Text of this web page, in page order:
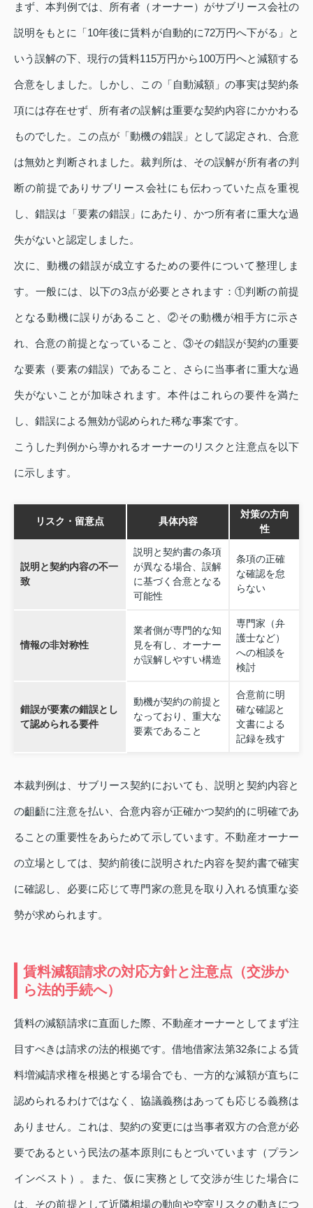
まず、本判例では、所有者（オーナー）がサブリース会社の
説明をもとに「10年後に賃料が自動的に72万円へ下がる」と
いう誤解の下、現行の賃料115万円から100万円へと減額する
合意をしました。しかし、この「自動減額」の事実は契約条
項には存在せず、所有者の誤解は重要な契約内容にかかわる
ものでした。この点が「動機の錯誤」として認定され、合意
は無効と判断されました。裁判所は、その誤解が所有者の判
断の前提でありサブリース会社にも伝わっていた点を重視
し、錯誤は「要素の錯誤」にあたり、かつ所有者に重大な過
失がないと認定しました。
次に、動機の錯誤が成立するための要件について整理しま
す。一般には、以下の3点が必要とされます：①判断の前提
となる動機に誤りがあること、②その動機が相手方に示さ
れ、合意の前提となっていること、③その錯誤が契約の重要
な要素（要素の錯誤）であること、さらに当事者に重大な過
失がないことが加味されます。本件はこれらの要件を満た
し、錯誤による無効が認められた稀な事案です。
こうした判例から導かれるオーナーのリスクと注意点を以下
に示します。
リスク・留意点 具体内容
対策の方向
性
説明と契約内容の不一
致
説明と契約書の条項
が異なる場合、誤解
に基づく合意となる
可能性
条項の正確
な確認を怠
らない
情報の非対称性
業者側が専門的な知
見を有し、オーナー
が誤解しやすい構造
専門家（弁
護士など）
への相談を
検討
錯誤が要素の錯誤とし
て認められる要件
動機が契約の前提と
なっており、重大な
要素であること
合意前に明
確な確認と
文書による
記録を残す
本裁判例は、サブリース契約においても、説明と契約内容と
の齟齬に注意を払い、合意内容が正確かつ契約的に明確であ
ることの重要性をあらためて示しています。不動産オーナー
の立場としては、契約前後に説明された内容を契約書で確実
に確認し、必要に応じて専門家の意見を取り入れる慎重な姿
勢が求められます。
賃料減額請求の対応方針と注意点（交渉か
ら法的手続へ）
賃料の減額請求に直面した際、不動産オーナーとしてまず注
目すべきは請求の法的根拠です。借地借家法第32条による賃
料増減請求権を根拠とする場合でも、一方的な減額が直ちに
認められるわけではなく、協議義務はあっても応じる義務は
ありません。これは、契約の変更には当事者双方の合意が必
要であるという民法の基本原則にもとづいています（プラン
インベスト）。また、仮に実務として交渉が生じた場合に
は、その前提として近隣相場の動向や空室リスクの動きにつ